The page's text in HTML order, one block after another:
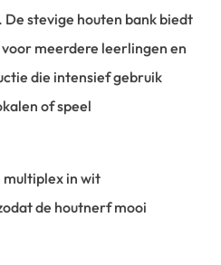
stevige houten bank biedt
meerdere leerlingen en
die intensief gebruik
of speel
multiplex in wit
de houtnerf mooi